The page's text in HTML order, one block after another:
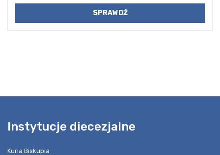
Instytucje diecezjalne
Kuria Biskupia